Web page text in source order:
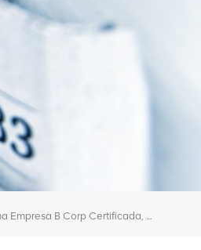
Lion Se Torna Uma Empresa B Corp Certificada, Defendendo Pessoas, Planeta E Lucro